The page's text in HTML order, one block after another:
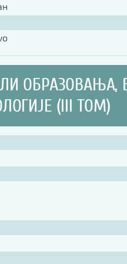
ОБРАЗОВАЊА,
(III ТОМ)